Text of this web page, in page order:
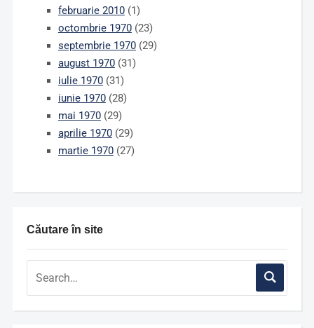
Căutare în site
februarie 2010(1)
octombrie 1970(23)
septembrie 1970(29)
august 1970(31)
iulie 1970(31)
iunie 1970(28)
mai 1970(29)
aprilie 1970(29)
martie 1970(27)